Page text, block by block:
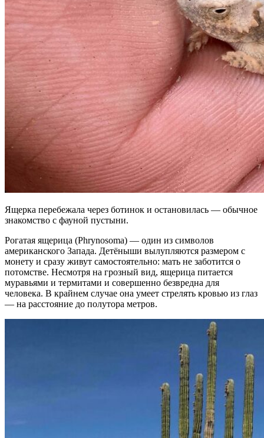
Ящерка перебежала через ботинок и остановилась — обычное
знакомство с фауной пустыни.
Рогатая ящерица (Phrynosoma) — один из символов
американского Запада. Детёныши вылупляются размером с
монету и сразу живут самостоятельно: мать не заботится о
потомстве. Несмотря на грозный вид, ящерица питается
муравьями и термитами и совершенно безвредна для
человека. В крайнем случае она умеет стрелять кровью из глаз
— на расстояние до полутора метров.